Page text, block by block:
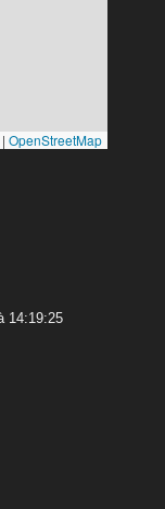
| OpenStreetMap
14:19:25